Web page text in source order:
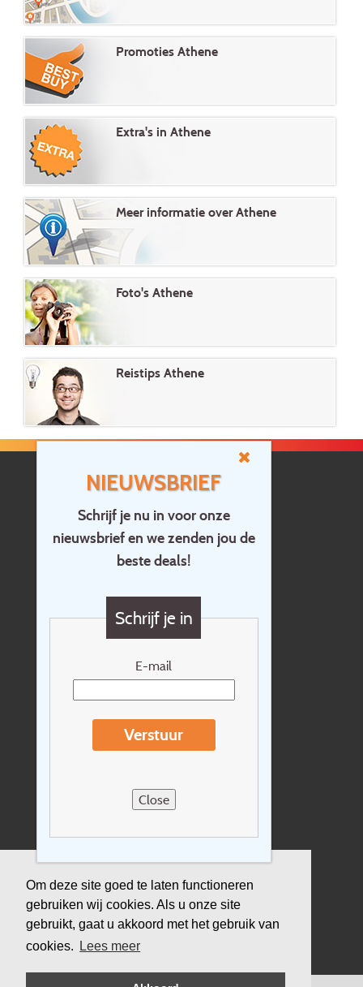
Om deze site goed te laten functioneren
gebruiken wij cookies. Als u onze site
gebruikt, gaat u akkoord met het gebruik van
cookies.
Lees meer
NIEUWSBRIEF
Schrijf je nu in voor onze
nieuwsbrief en we zenden jou de
beste deals!
Schrijf je in
E-mail
Verstuur
Close
Promoties Athene
Extra's in Athene
Meer informatie over Athene
Foto's Athene
Reistips Athene
Home
Contact
Vragen?
Cadeaubon
Nieuwsbrief
Reisvoorwaarden
Sitemap
Verzekering
Duurzaamheid